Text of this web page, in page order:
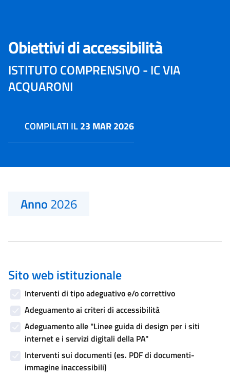
Obiettivi di accessibilità
ISTITUTO COMPRENSIVO - IC VIA
ACQUARONI
COMPILATI IL23 MAR 2026
Anno2026
Sito web istituzionale
Interventi di tipo adeguativo e/o correttivo
Adeguamento ai criteri di accessibilità
Adeguamento alle "Linee guida di design per i siti
internet e i servizi digitali della PA"
Interventi sui documenti (es. PDF di documenti-
immagine inaccessibili)